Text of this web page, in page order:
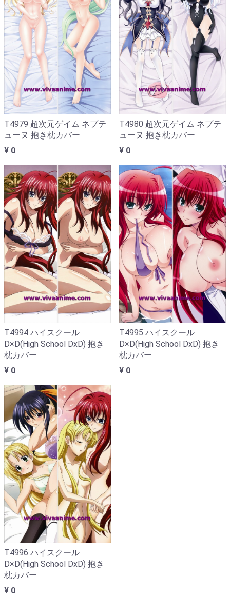
T4979 超次元ゲイム ネプテ
ューヌ 抱き枕カバー
¥ 0
T4980 超次元ゲイム ネプテ
ューヌ 抱き枕カバー
¥ 0
T4994 ハイスクール
D×D(High School DxD) 抱き
枕カバー
¥ 0
T4995 ハイスクール
D×D(High School DxD) 抱き
枕カバー
¥ 0
T4996 ハイスクール
D×D(High School DxD) 抱き
枕カバー
¥ 0